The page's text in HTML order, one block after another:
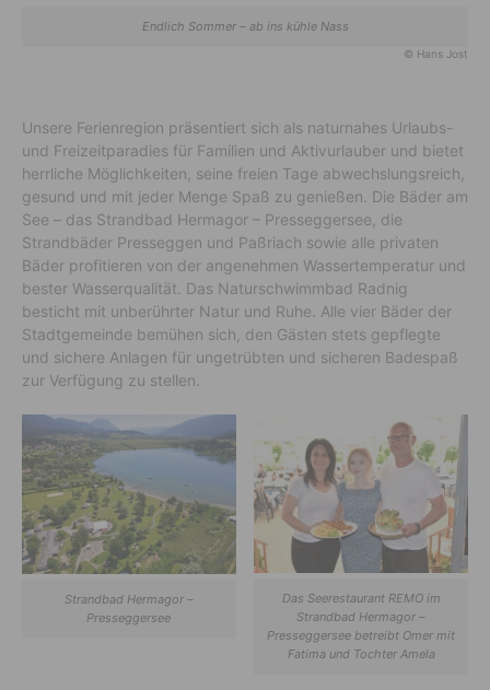
Endlich Sommer – ab ins kühle Nass
© Hans Jost
Unsere Ferienregion präsentiert sich als naturnahes Urlaubs-
und Freizeitparadies für Familien und Aktivurlauber und bietet
herrliche Möglichkeiten, seine freien Tage abwechslungsreich,
gesund und mit jeder Menge Spaß zu genießen. Die Bäder am
See – das Strandbad Hermagor – Presseggersee, die
Strandbäder Presseggen und Paßriach sowie alle privaten
Bäder profitieren von der angenehmen Wassertemperatur und
bester Wasserqualität. Das Naturschwimmbad Radnig
besticht mit unberührter Natur und Ruhe. Alle vier Bäder der
Stadtgemeinde bemühen sich, den Gästen stets gepflegte
und sichere Anlagen für ungetrübten und sicheren Badespaß
zur Verfügung zu stellen.
Strandbad Hermagor –
Presseggersee
Das Seerestaurant REMO im
Strandbad Hermagor –
Presseggersee betreibt Omer mit
Fatima und Tochter Amela